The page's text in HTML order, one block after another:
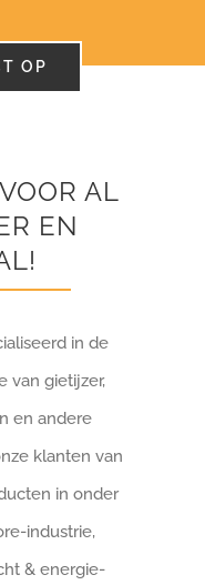
OP
AL
EN
in de
van gietijzer,
en andere
klanten van
in onder
industrie,
& energie-